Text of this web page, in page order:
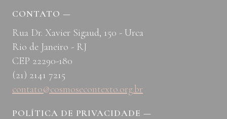
CONTATO —
Rua Dr. Xavier Sigaud, 150 - Urca
Rio de Janeiro - RJ
CEP 22290-180
(21) 2141 7215
contato@cosmosecontexto.org.br
POLÍTICA DE PRIVACIDADE—